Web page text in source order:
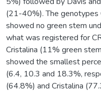
(21-40%). The
showed no green stem
what was registered for
Cristalina (11% green
showed the smallest
(6.4, 10.3 and 18.3%,
(64.8%) and Cristalina